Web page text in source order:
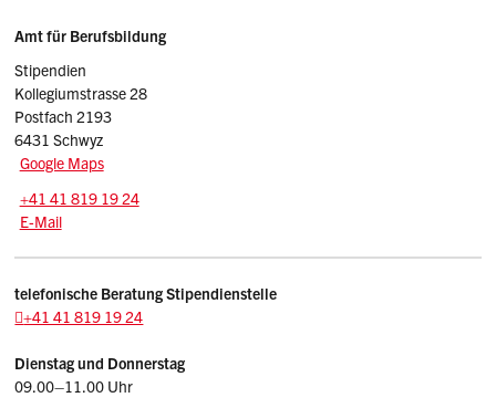
Sidebar
Adresse
Amt für Berufsbildung
Stipendien
Kollegiumstrasse 28
Postfach 2193
6431 Schwyz
Google Maps
Tel.:
+41 41 819 19 24
E-Mail: stipendien.afb
E-Mail
Beschreibung Amt für Berufsbildung - Stipendien
telefonische Beratung Stipendienstelle
+41 41 819 19 24
Dienstag und Donnerstag
09.00–11.00 Uhr